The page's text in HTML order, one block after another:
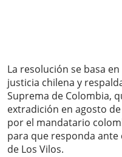
La resolución se basa
justicia chilena y
Suprema de Colombia,
extradición en agosto
por el mandatario
para que responda ante
de Los Vilos.